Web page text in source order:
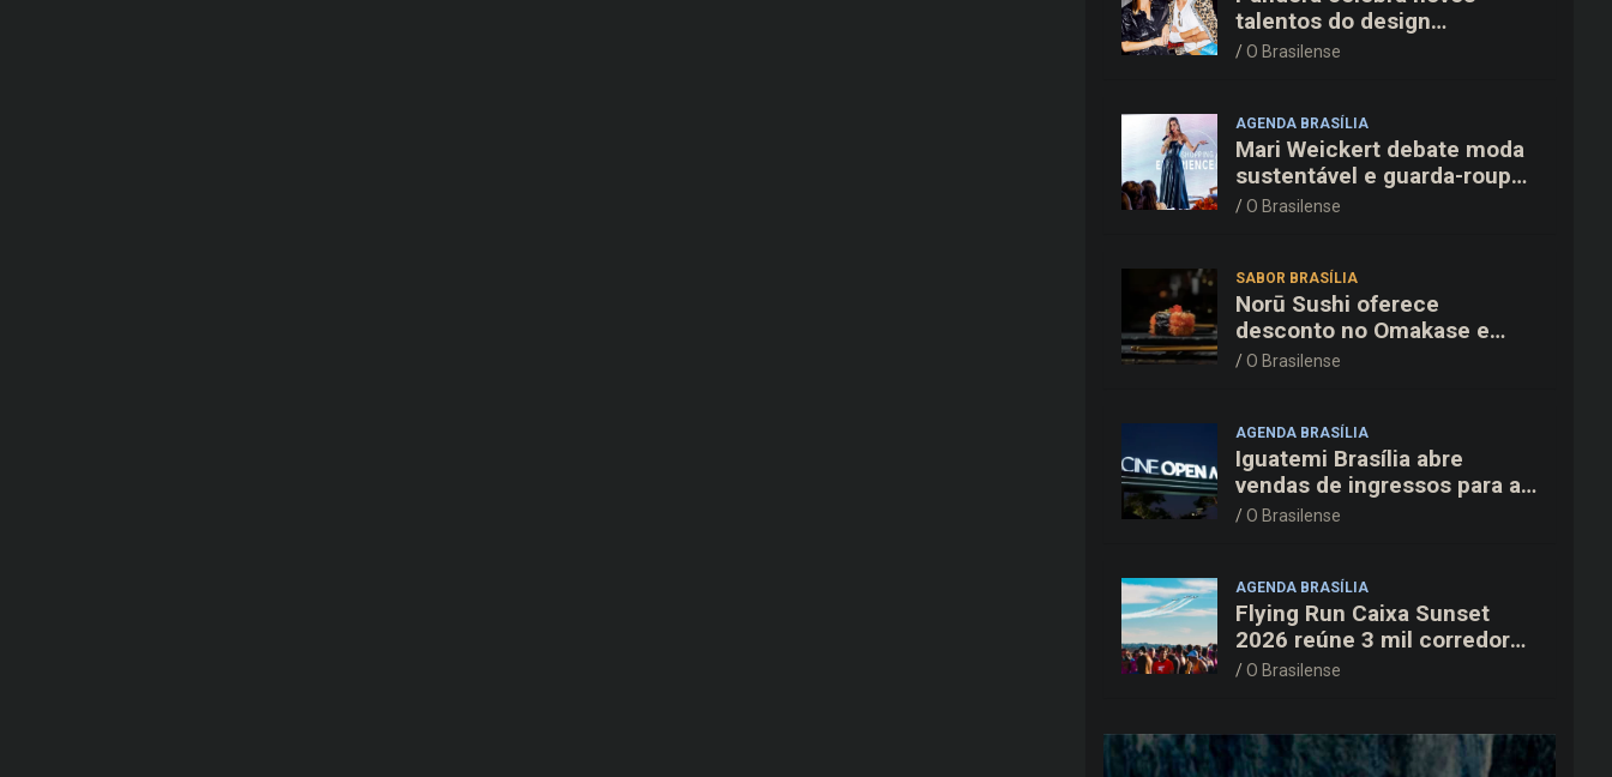
talentos do design
dinamarquês em jantar
O Brasilense
AGENDA BRASÍLIA
Mari Weickert debate moda
sustentável e guarda-roupa
inteligente no ParkShopping
O Brasilense
SABOR BRASÍLIA
Norū Sushi oferece
desconto no Omakase e
cortesia completa para os
O Brasilense
AGENDA BRASÍLIA
Iguatemi Brasília abre
vendas de ingressos para a
3ª edição do Cine Open Air
O Brasilense
AGENDA BRASÍLIA
Flying Run Caixa Sunset
2026 reúne 3 mil corredores
na pista do Aeroporto de
O Brasilense